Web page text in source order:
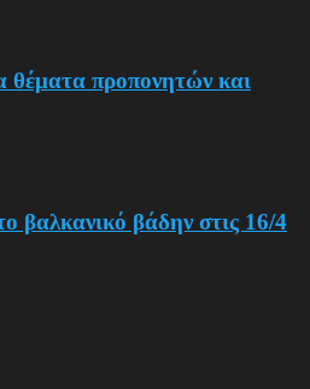
προπονητών και
βαλκανικό βάδην στις 16/4